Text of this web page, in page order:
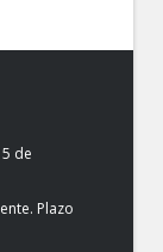
de
Plazo